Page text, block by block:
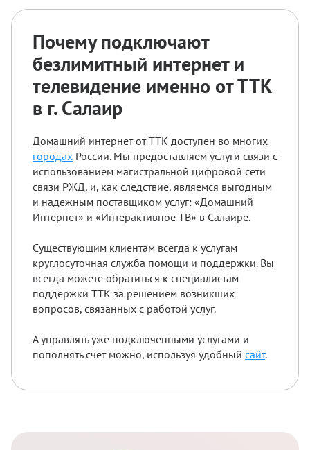
Почему подключают
безлимитный интернет и
телевидение именно от ТТК
в г. Салаир
Домашний интернет от ТТК доступен во многих
городах России. Мы предоставляем услуги связи с
использованием магистральной цифровой сети
связи РЖД, и, как следствие, являемся выгодным
и надежным поставщиком услуг: «Домашний
Интернет» и «Интерактивное ТВ» в Салаире.
Существующим клиентам всегда к услугам
круглосуточная служба помощи и поддержки. Вы
всегда можете обратиться к специалистам
поддержки ТТК за решением возникших
вопросов, связанных с работой услуг.
А управлять уже подключенными услугами и
пополнять счет можно, используя удобный сайт.